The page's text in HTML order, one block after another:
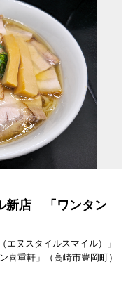
新店 「ワンタン
ヌスタイルスマイル）」
喜重軒」（高崎市豊岡町）